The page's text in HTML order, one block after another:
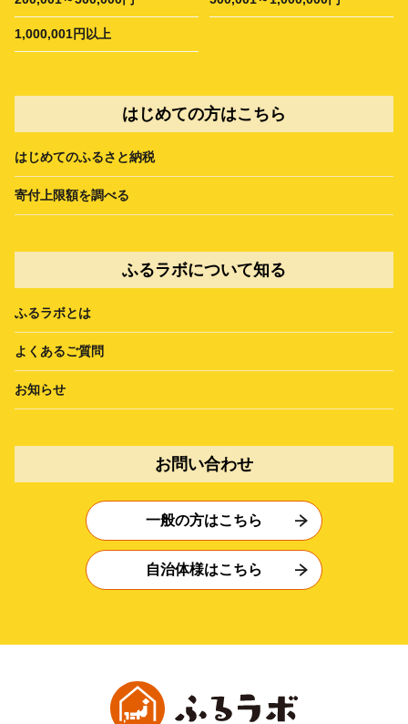
1,000,001円以上
はじめての方はこちら
はじめてのふるさと納税
寄付上限額を調べる
ふるラボについて知る
ふるラボとは
よくあるご質問
お知らせ
お問い合わせ
一般の方はこちら
自治体様はこちら